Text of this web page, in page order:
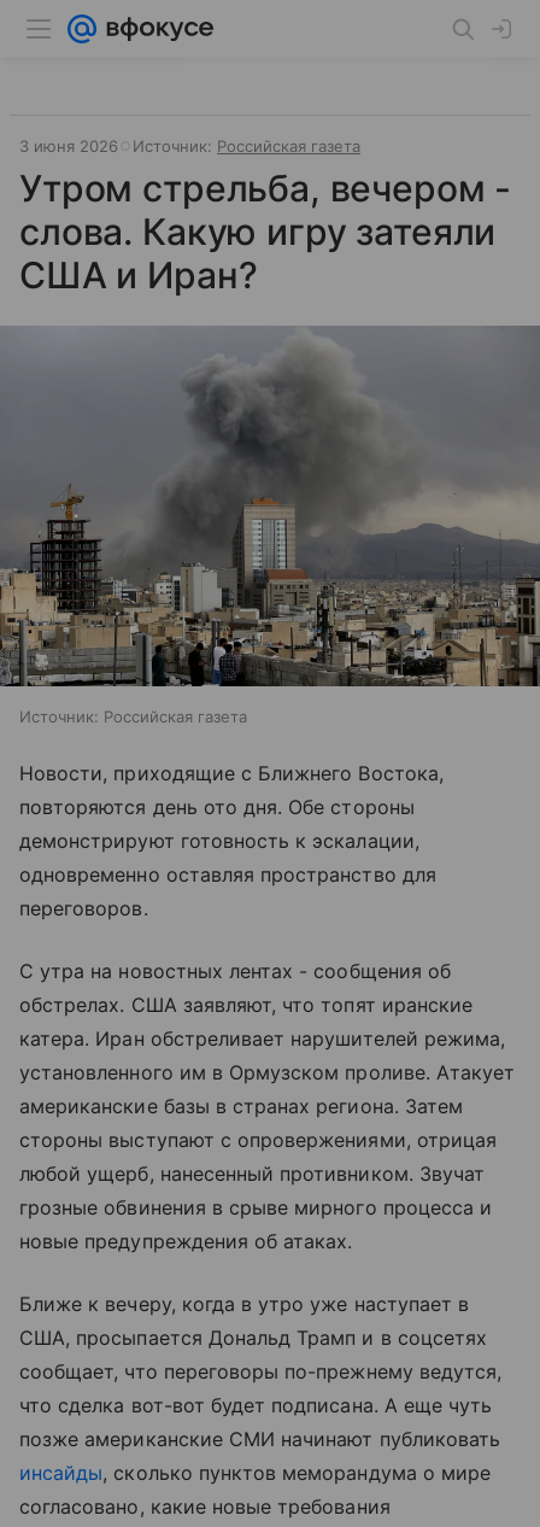
3 июня 2026 Источник: Российская газета
Утром стрельба, вечером -
слова. Какую игру затеяли
США и Иран?
Источник: Российская газета
Новости, приходящие с Ближнего Востока,
повторяются день ото дня. Обе стороны
демонстрируют готовность к эскалации,
одновременно оставляя пространство для
переговоров.
С утра на новостных лентах - сообщения об
обстрелах. США заявляют, что топят иранские
катера. Иран обстреливает нарушителей режима,
установленного им в Ормузском проливе. Атакует
американские базы в странах региона. Затем
стороны выступают с опровержениями, отрицая
любой ущерб, нанесенный противником. Звучат
грозные обвинения в срыве мирного процесса и
новые предупреждения об атаках.
Ближе к вечеру, когда в утро уже наступает в
США, просыпается Дональд Трамп и в соцсетях
сообщает, что переговоры по-прежнему ведутся,
что сделка вот-вот будет подписана. А еще чуть
позже американские СМИ начинают публиковать
инсайды, сколько пунктов меморандума о мире
согласовано, какие новые требования